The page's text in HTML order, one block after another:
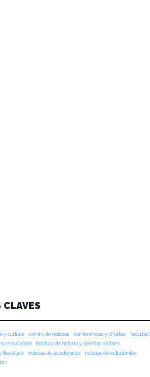
CLAVES
y cultura centro de noticias conferencias y charlas
facultad
la educación
instituto de historia y ciencias sociales
literatura
noticias de académicos
noticias de estudiantes